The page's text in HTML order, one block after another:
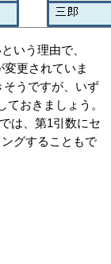
いう理由で、
変更されていま
そうですが、いず
おきましょう。
は、第1引数にセ
グすることもで